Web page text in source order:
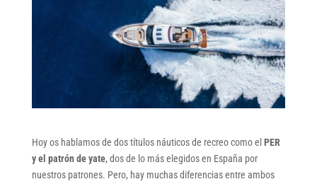
Hoy os hablamos de dos títulos náuticos de recreo como el PER
y el patrón de yate, dos de lo más elegidos en España por
nuestros patrones. Pero, hay muchas diferencias entre ambos